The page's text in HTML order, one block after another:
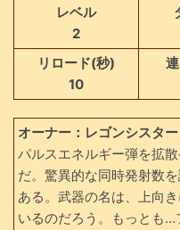
レベル
2
リロード(秒)
10
オーナー：レゴンシスター
パルスエネルギー弾を拡
だ。驚異的な同時発射数
ある。武器の名は、上向
いるのだろう。もっとも